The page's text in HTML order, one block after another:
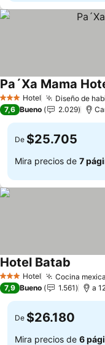
3 Estrellas
Hotel Diseño de
Pa´Xa Mama
7,6 Bueno 2.029
De $25.705
Mira precios de 7
3 Estrellas
Hotel Cocina
Hotel Batab
7,9 Bueno 1.561 a
De $26.180
Mira precios de 6